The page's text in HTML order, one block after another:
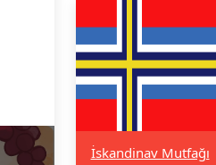
İskandinav Mutfağı